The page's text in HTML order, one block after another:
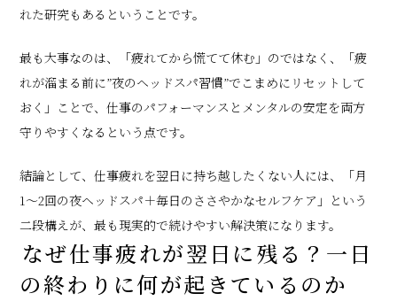
れた研究もあるということです。
最も大事なのは、「疲れてから慌てて休む」のではなく、「疲
れが溜まる前に”夜のヘッドスパ習慣”でこまめにリセットして
おく」ことで、仕事のパフォーマンスとメンタルの安定を両方
守りやすくなるという点です。
結論として、仕事疲れを翌日に持ち越したくない人には、「月
1〜2回の夜ヘッドスパ＋毎日のささやかなセルフケア」という
二段構えが、最も現実的で続けやすい解決策になります。
なぜ仕事疲れが翌日に残る？一日
の終わりに何が起きているのか